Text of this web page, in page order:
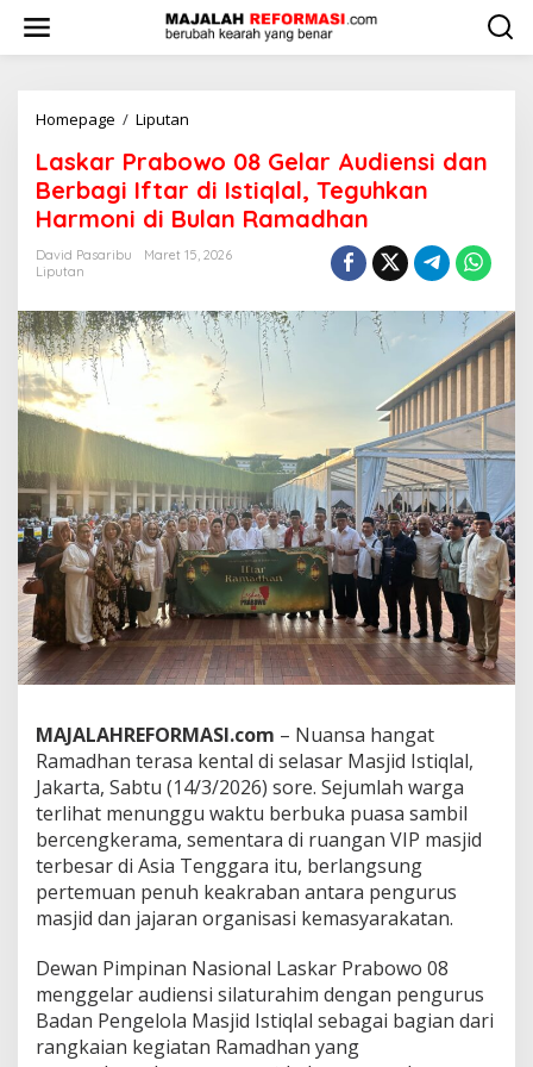
w
Homepage / Liputan
s
r
P
b
o
e
l
a
r
A
u
d
i
e
n
s
a
n
B
e
r
b
a
g
i
t
a
r
d
Laskar Prabowo 08 Gelar Audiensi dan
Berbagi Iftar di Istiqlal, Teguhkan
Harmoni di Bulan Ramadhan
David Pasaribu
Maret 15, 2026
Liputan
MAJALAHREFORMASI.com – Nuansa hangat
Ramadhan terasa kental di selasar Masjid Istiqlal,
Jakarta, Sabtu (14/3/2026) sore. Sejumlah warga
terlihat menunggu waktu berbuka puasa sambil
bercengkerama, sementara di ruangan VIP masjid
terbesar di Asia Tenggara itu, berlangsung
pertemuan penuh keakraban antara pengurus
masjid dan jajaran organisasi kemasyarakatan.
Dewan Pimpinan Nasional Laskar Prabowo 08
menggelar audiensi silaturahim dengan pengurus
Badan Pengelola Masjid Istiqlal sebagai bagian dari
rangkaian kegiatan Ramadhan yang